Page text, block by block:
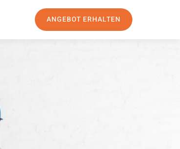
ANGEBOT ERHALTEN